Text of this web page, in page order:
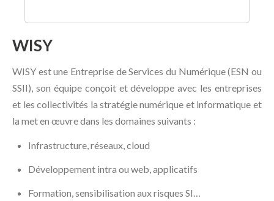
WISY
WISY est une Entreprise de Services du Numérique (ESN ou
SSII), son équipe conçoit et développe avec les entreprises
et les collectivités la stratégie numérique et informatique et
la met en œuvre dans les domaines suivants :
Infrastructure, réseaux, cloud
Développement intra ou web, applicatifs
Formation, sensibilisation aux risques SI…